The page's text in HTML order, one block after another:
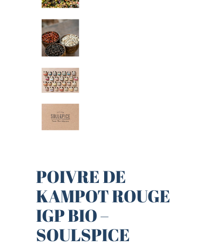
POIVRE DE
KAMPOT ROUGE
IGP BIO –
SOULSPICE